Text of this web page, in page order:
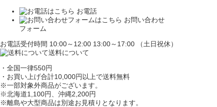
お電話
お問い合わせ
フォーム
お電話受付時間 10:00～12:00 13:00～17:00 （土日祝休）
送料について
・全国一律550円
・お買い上げ合計10,000円 以上で送料無料
※一部対象外商品がございます。
※北海道1,100円
、沖縄2,200円
※離島や大型商品は別途お見積りとなります。